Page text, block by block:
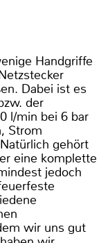
Handgriffe
Dabei ist es
der
l/min bei 6 bar
Strom
gehört
eine komplette
jedoch
wir uns gut